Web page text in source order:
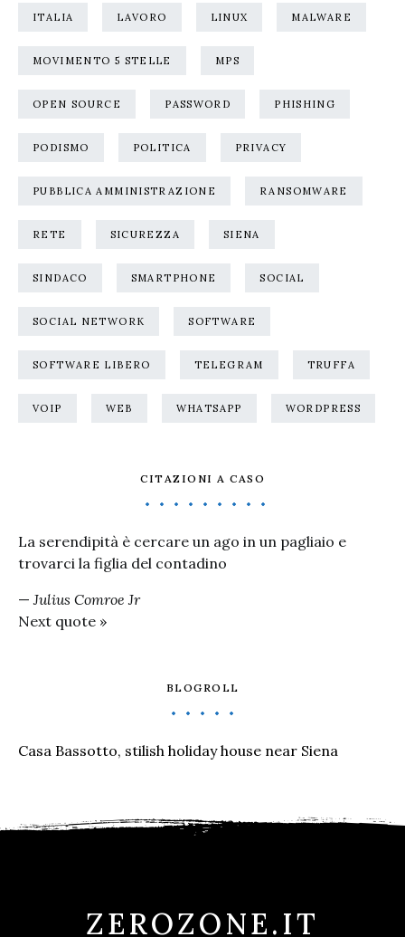
ITALIA LAVORO LINUX MALWARE
MOVIMENTO 5 STELLE MPS
OPEN SOURCE PASSWORD PHISHING
PODISMO POLITICA PRIVACY
PUBBLICA AMMINISTRAZIONE RANSOMWARE
RETE SICUREZZA SIENA
SINDACO SMARTPHONE SOCIAL
SOCIAL NETWORK SOFTWARE
SOFTWARE LIBERO TELEGRAM TRUFFA
VOIP WEB WHATSAPP WORDPRESS
CITAZIONI A CASO
La serendipità è cercare un ago in un pagliaio e
trovarci la figlia del contadino
— Julius Comroe Jr
Next quote »
BLOGROLL
Casa Bassotto, stilish holiday house near Siena
ZEROZONE.IT